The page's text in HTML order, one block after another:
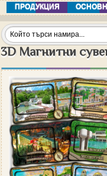
ПРОДУКЦИЯ
3D Магнитни